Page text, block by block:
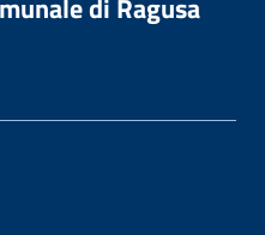
di Ragusa